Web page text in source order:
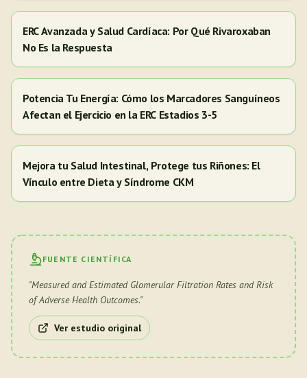
ERC Avanzada y Salud Cardíaca: Por Qué Rivaroxaban
No Es la Respuesta
Potencia Tu Energía: Cómo los Marcadores Sanguíneos
Afectan el Ejercicio en la ERC Estadios 3-5
Mejora tu Salud Intestinal, Protege tus Riñones: El
Vínculo entre Dieta y Síndrome CKM
FUENTE CIENTÍFICA
"Measured and Estimated Glomerular Filtration Rates and Risk
of Adverse Health Outcomes."
Ver estudio original